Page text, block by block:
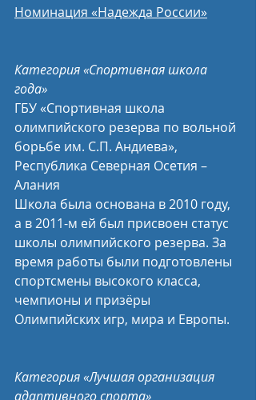
Номинация «Надежда России»
Категория «Спортивная школа
года»
ГБУ «Спортивная школа
олимпийского резерва по вольной
борьбе им. С.П. Андиева»,
Республика Северная Осетия –
Алания
Школа была основана в 2010 году,
а в 2011-м ей был присвоен статус
школы олимпийского резерва. За
время работы были подготовлены
спортсмены высокого класса,
чемпионы и призёры
Олимпийских игр, мира и Европы.
Категория «Лучшая организация
адаптивного спорта»